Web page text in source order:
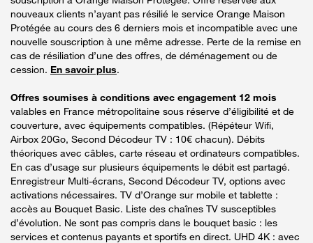
nouveaux clients n’ayant pas résilié le service Orange Maison
Protégée au cours des 6 derniers mois et incompatible avec une
nouvelle souscription à une même adresse. Perte de la remise en
cas de résiliation d’une des offres, de déménagement ou de
cession. En savoir plus.
Offres soumises à conditions avec engagement 12 mois
valables en France métropolitaine sous réserve d’éligibilité et de
couverture, avec équipements compatibles. (Répéteur Wifi,
Airbox 20Go, Second Décodeur TV : 10€ chacun). Débits
théoriques avec câbles, carte réseau et ordinateurs compatibles.
En cas d’usage sur plusieurs équipements le débit est partagé.
Enregistreur Multi-écrans, Second Décodeur TV, options avec
activations nécessaires. TV d’Orange sur mobile et tablette :
accès au Bouquet Basic. Liste des chaînes TV susceptibles
d’évolution. Ne sont pas compris dans le bouquet basic : les
services et contenus payants et sportifs en direct. UHD 4K : avec